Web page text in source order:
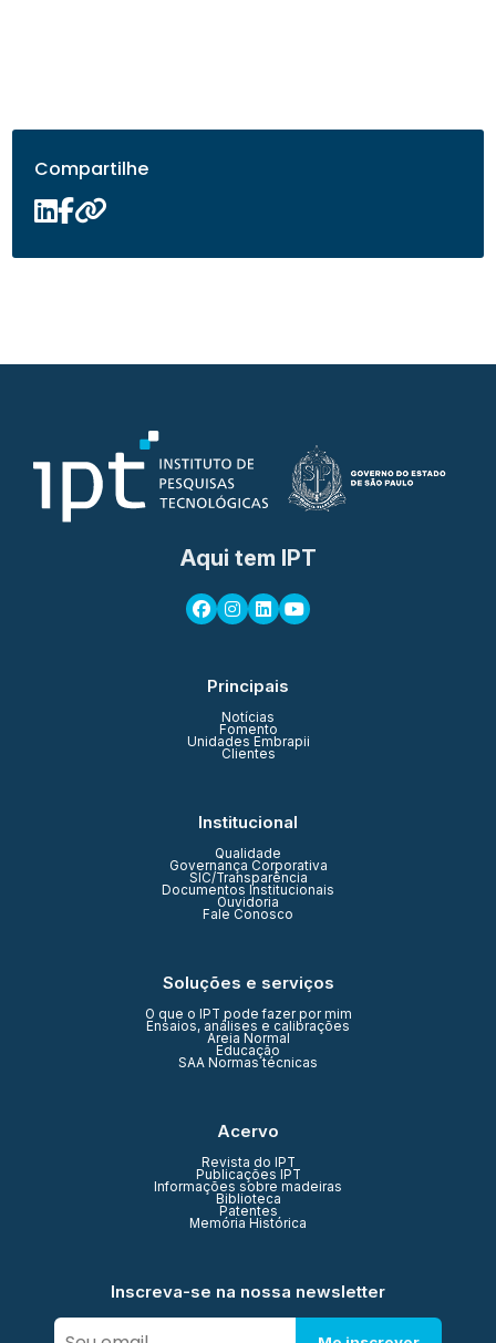
Compartilhe
Aqui tem IPT
Principais
Notícias
Fomento
Unidades Embrapii
Clientes
Institucional
Qualidade
Governança Corporativa
SIC/Transparência
Documentos Institucionais
Ouvidoria
Fale Conosco
Soluções e serviços
O que o IPT pode fazer por mim
Ensaios, análises e calibrações
Areia Normal
Educação
SAA Normas técnicas
Acervo
Revista do IPT
Publicações IPT
Informações sobre madeiras
Biblioteca
Patentes
Memória Histórica
Inscreva-se na nossa newsletter